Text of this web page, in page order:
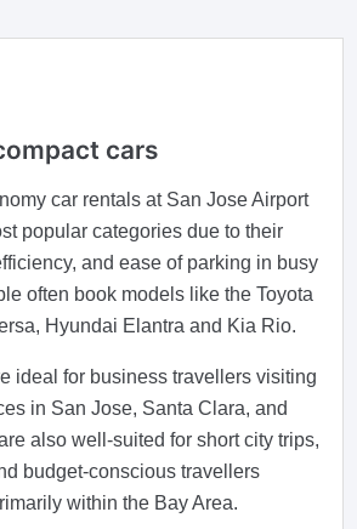
cars
car rentals at San Jose Airport
popular categories due to their
and ease of parking in busy
often book models like the Toyota
Hyundai Elantra and Kia Rio.
ideal for business travellers visiting
in San Jose, Santa Clara, and
also well-suited for short city trips,
budget-conscious travellers
within the Bay Area.